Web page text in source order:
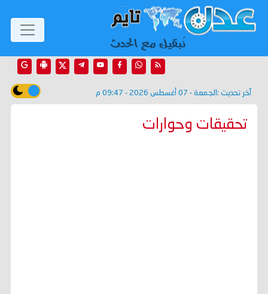
آخر تحديث : الجمعة - 07 أغسطس 2026 - 09:47 م
تحقيقات وحوارات